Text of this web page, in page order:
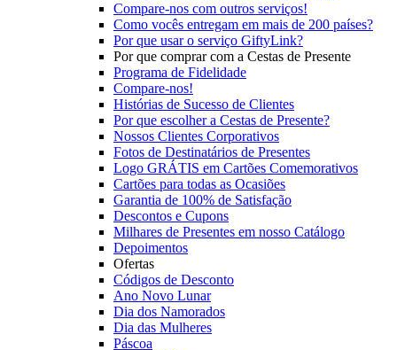
Compare-nos com outros serviços!
Como vocês entregam em mais de 200 países?
Por que usar o serviço GiftyLink?
Por que comprar com a Cestas de Presente
Programa de Fidelidade
Compare-nos!
Histórias de Sucesso de Clientes
Por que escolher a Cestas de Presente?
Nossos Clientes Corporativos
Fotos de Destinatários de Presentes
Logo GRÁTIS em Cartões Comemorativos
Cartões para todas as Ocasiões
Garantia de 100% de Satisfação
Descontos e Cupons
Milhares de Presentes em nosso Catálogo
Depoimentos
Ofertas
Códigos de Desconto
Ano Novo Lunar
Dia dos Namorados
Dia das Mulheres
Páscoa